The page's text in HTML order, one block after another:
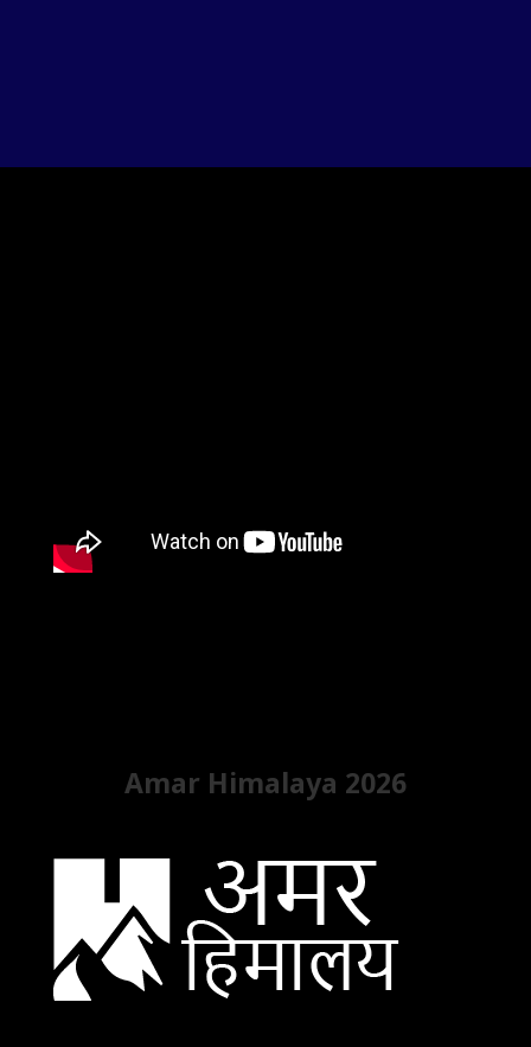
Amar Himalaya 2026